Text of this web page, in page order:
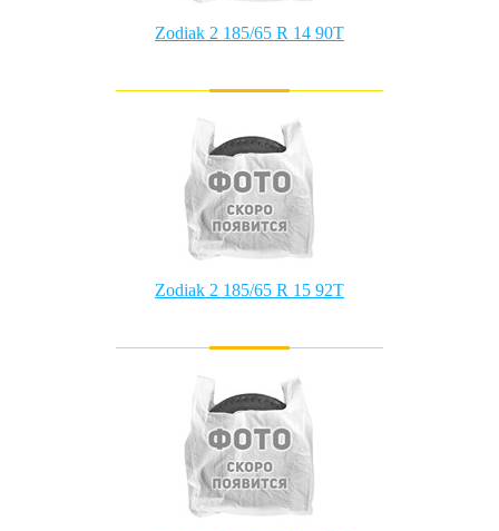
Zodiak 2 185/65 R 14 90T
Zodiak 2 185/65 R 15 92T